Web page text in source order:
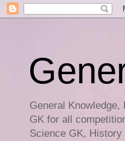
General
GK for all
Science GK,